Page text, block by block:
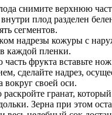
снимите верхнюю
плод разделен
сегментов.
надрезы кожуры с
каждой пленки.
фрукта вставьте
сделайте надрез,
своей оси.
гранат,
Зерна при этом